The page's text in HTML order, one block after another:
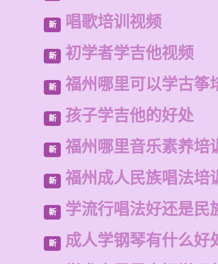
新 唱歌培训视频
新 初学者学吉他视频
新 福州哪里可以学古筝
新 孩子学吉他的好处
新 福州哪里音乐素养培
新 福州成人民族唱法培
新 学流行唱法好还是民
新 成人学钢琴有什么好